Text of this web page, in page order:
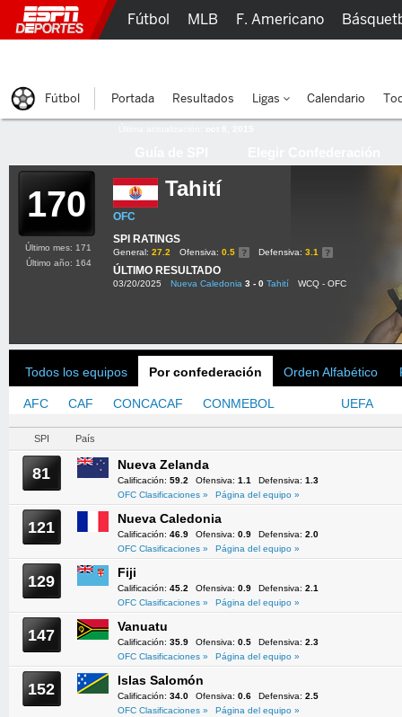
170 Tahití
OFC
SPI RATINGS
General: 27.2 Ofensiva: 0.5 Defensiva: 3.1
ÚLTIMO RESULTADO
03/20/2025 Nueva Caledonia 3 - 0 Tahití WCQ - OFC
Último mes: 171
Último año: 164
Todos los equipos Por confederación Orden Alfabético
AFC CAF CONCACAF CONMEBOL UEFA
SPI País
81 Nueva Zelanda
Calificación: 59.2 Ofensiva: 1.1 Defensiva: 1.3
OFC Clasificaciones »
Página del equipo »
121 Nueva Caledonia
Calificación: 46.9 Ofensiva: 0.9 Defensiva: 2.0
OFC Clasificaciones »
Página del equipo »
129 Fiji
Calificación: 45.2 Ofensiva: 0.9 Defensiva: 2.1
OFC Clasificaciones »
Página del equipo »
147 Vanuatu
Calificación: 35.9 Ofensiva: 0.5 Defensiva: 2.3
OFC Clasificaciones »
Página del equipo »
152 Islas Salomón
Calificación: 34.0 Ofensiva: 0.6 Defensiva: 2.5
OFC Clasificaciones »
Página del equipo »
Fútbol MLB F. Americano
Fútbol Portada Resultados Ligas Calendario